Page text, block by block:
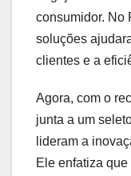
consumidor. No
soluções
clientes e a
Agora, com o
junta a um
lideram a
Ele enfatiza